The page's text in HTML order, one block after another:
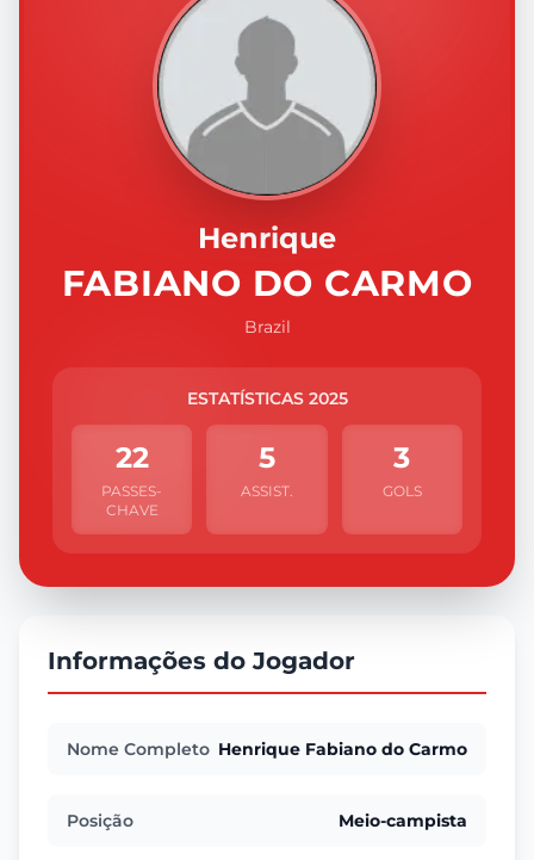
Henrique
FABIANO DO CARMO
Brazil
ESTATÍSTICAS 2025
22
PASSES-
CHAVE
5
ASSIST.
3
GOLS
Informações do Jogador
Nome Completo Henrique Fabiano do Carmo
Posição Meio-campista